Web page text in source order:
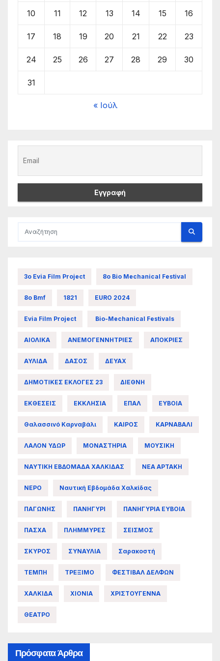
10 11 12 13 14 15 16
17 18 19 20 21 22 23
24 25 26 27 28 29 30
31
« Ιούλ
3ο Evia Film Project 8ο Bio Mechanical Festival
8ο Bmf 1821 EURO 2024
Evia Film Project Bio-Mechanical Festivals
ΑΙΟΛΙΚΑ ΑΝΕΜΟΓΕΝΝΗΤΡΙΕΣ ΑΠΟΚΡΙΕΣ
ΑΥΛΙΔΑ ΔΑΣΟΣ ΔΕΥΑΧ
ΔΗΜΟΤΙΚΕΣ ΕΚΛΟΓΕΣ 23 ΔΙΕΘΝΗ
ΕΚΘΕΣΕΙΣ ΕΚΚΛΗΣΙΑ ΕΠΑΛ ΕΥΒΟΙΑ
Θαλασσινό Καρναβάλι ΚΑΙΡΟΣ ΚΑΡΝΑΒΑΛΙ
ΛΑΛΟΝ ΥΔΩΡ ΜΟΝΑΣΤΗΡΙΑ ΜΟΥΣΙΚΗ
ΝΑΥΤΙΚΗ ΕΒΔΟΜΑΔΑ ΧΑΛΚΙΔΑΣ ΝΕΑ ΑΡΤΑΚΗ
ΝΕΡΟ Ναυτική Εβδομάδα Χαλκίδας
ΠΑΓΩΝΗΣ ΠΑΝΗΓΥΡΙ ΠΑΝΗΓΥΡΙΑ ΕΥΒΟΙΑ
ΠΑΣΧΑ ΠΛΗΜΜΥΡΕΣ ΣΕΙΣΜΟΣ
ΣΚΥΡΟΣ ΣΥΝΑΥΛΙΑ Σαρακοστή
ΤΕΜΠΗ ΤΡΕΞΙΜΟ ΦΕΣΤΙΒΑΛ ΔΕΛΦΩΝ
ΧΑΛΚΙΔΑ ΧΙΟΝΙΑ ΧΡΙΣΤΟΥΓΕΝΝΑ
ΘΕΑΤΡΟ
Πρόσφατα Άρθρα